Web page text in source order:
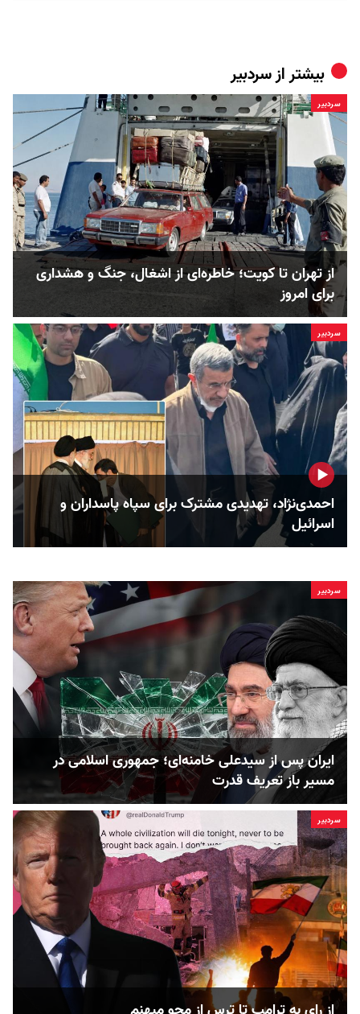
بیشتر ازسردبیر
سردبیر
از تهران تا کویت؛ خاطره‌ای از اشغال، جنگ و هشداری
برای امروز
سردبیر
احمدی‌نژاد، تهدیدی مشترک برای سپاه پاسداران و
اسرائیل
سردبیر
ایران پس از سیدعلی خامنه‌ای؛ جمهوری اسلامی در
مسیر باز تعریف قدرت
سردبیر